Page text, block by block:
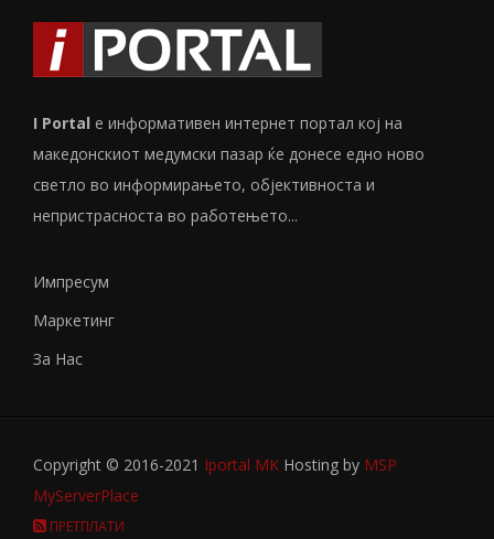
I Portal е информативен интернет портал кој на
македонскиот медумски пазар ќе донесе едно ново
светло во информирањето, објективноста и
непристрасноста во работењето...
Импресум
Маркетинг
За Нас
Copyright © 2016-2021 Iportal MK Hosting by MSP
MyServerPlace
ПРЕТПЛАТИ